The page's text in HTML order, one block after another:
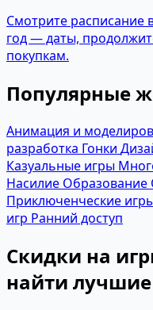
Смотрите расписание
год — даты,
покупкам.
Популярные
Анимация и
разработка Гонки
Казуальные игры
Насилие Образование
Приключенческие
игр Ранний доступ
Скидки на
найти